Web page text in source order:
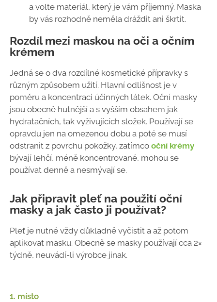
a volte materiál, který je vám příjemný. Maska
by vás rozhodně neměla dráždit ani škrtit.
Rozdíl mezi maskou na oči a očním
krémem
Jedná se o dva rozdílné kosmetické přípravky s
různým způsobem užití. Hlavní odlišnost je v
poměru a koncentraci účinných látek. Oční masky
jsou obecně hutnější a s vyšším obsahem jak
hydratačních, tak vyživujících složek. Používají se
opravdu jen na omezenou dobu a poté se musí
odstranit z povrchu pokožky, zatímco oční krémy
bývají lehčí, méně koncentrované, mohou se
používat denně a nesmývají se.
Jak připravit pleť na použití oční
masky a jak často ji používat?
Pleť je nutné vždy důkladně vyčistit a až potom
aplikovat masku. Obecně se masky používají cca 2×
týdně, neuvádí-li výrobce jinak.
1. místo